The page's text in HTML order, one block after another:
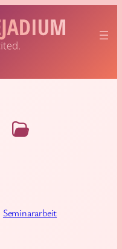
Seminararbeit